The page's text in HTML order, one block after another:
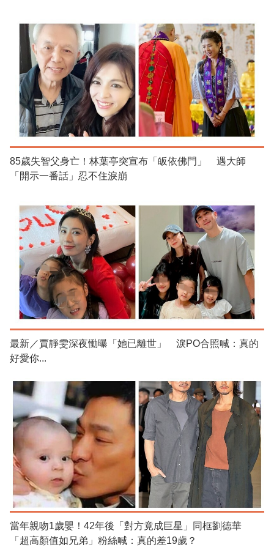
85歲失智父身亡！林葉亭突宣布「皈依佛門」 遇大師
「開示一番話」忍不住淚崩
最新／賈靜雯深夜慟曝「她已離世」 淚PO合照喊：真的
好愛你...
當年親吻1歲嬰！42年後「對方竟成巨星」同框劉德華
「超高顏值如兄弟」粉絲喊：真的差19歲？